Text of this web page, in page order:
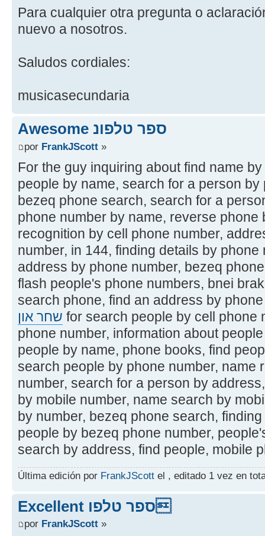
Para cualquier otra pregunta o
nuevo a nosotros.
Saludos cordiales:
musicasecundaria
Awesome ספר טלפונ
por FrankJScott »
For the guy inquiring about find name
people by name, search for a person
bezeq phone search, search for a
phone number by name, reverse
recognition by cell phone number,
number, in 144, finding details by
address by phone number, bezeq
flash people's phone numbers, bnei
search phone, find an address by
שחר און for search people by cell phone
phone number, information about
people by name, phone books, find
search people by phone number, name
number, search for a person by
by mobile number, name search by
by number, bezeq phone search,
people by bezeq phone number,
search by address, find people, mobile
Última edición por FrankJScott el , editado 1 vez en
Excellent ספר טלפו
por FrankJScott »